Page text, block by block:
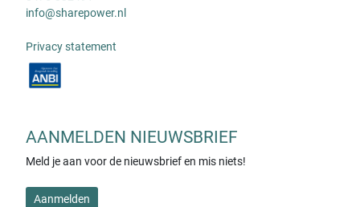
info@sharepower.nl
Privacy statement
AANMELDEN NIEUWSBRIEF
Meld je aan voor de nieuwsbrief en mis niets!
Aanmelden